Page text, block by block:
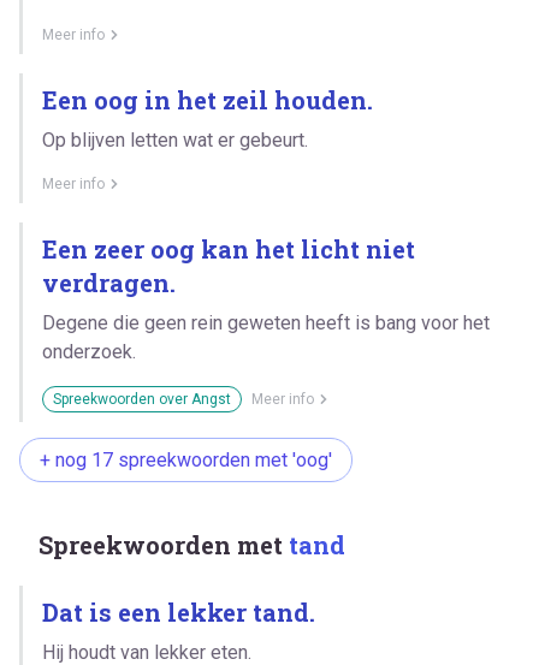
Meer info
Een oog in het zeil houden.
Op blijven letten wat er gebeurt.
Meer info
Een zeer oog kan het licht niet
verdragen.
Degene die geen rein geweten heeft is bang voor het
onderzoek.
Spreekwoorden over Angst Meer info
+ nog 17 spreekwoorden met 'oog'
Spreekwoorden met tand
Dat is een lekker tand.
Hij houdt van lekker eten.